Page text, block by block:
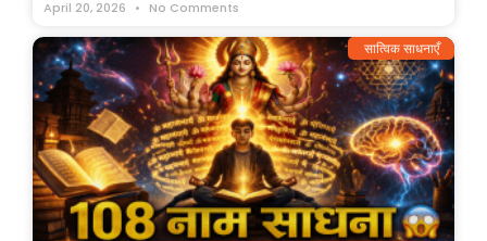
April 20, 2026 No Comments
सात्विक साधनाएँ